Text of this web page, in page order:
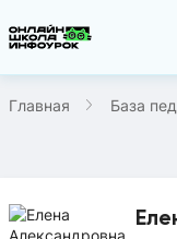
Главная База